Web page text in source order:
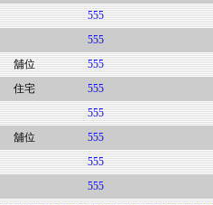
555
555
舖位
555
住宅
555
555
舖位
555
555
555